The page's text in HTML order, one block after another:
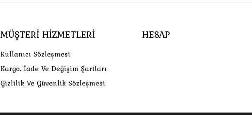
MÜŞTERI HIZMETLERI
Kullanıcı Sözleşmesi
Kargo, İade Ve Değişim Şartları
Gizlilik Ve Güvenlik Sözleşmesi
HESAP